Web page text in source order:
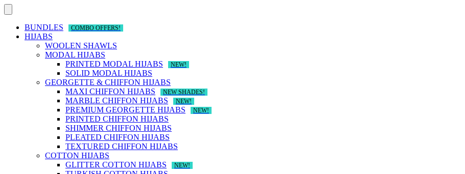
Skip
to
contentBUNDLES COMBO OFFERS!
HIJABS
WOOLEN SHAWLS
MODAL HIJABS
PRINTED MODAL HIJABS
NEW!
SOLID MODAL HIJABS
GEORGETTE & CHIFFON HIJABS
MAXI CHIFFON HIJABS
NEW SHADES!
MARBLE CHIFFON HIJABS NEW!
PREMIUM GEORGETTE HIJABS NEW!
PRINTED CHIFFON HIJABS
SHIMMER CHIFFON HIJABS
PLEATED CHIFFON HIJABS
TEXTURED CHIFFON HIJABS
COTTON HIJABS
GLITTER COTTON HIJABS
NEW!